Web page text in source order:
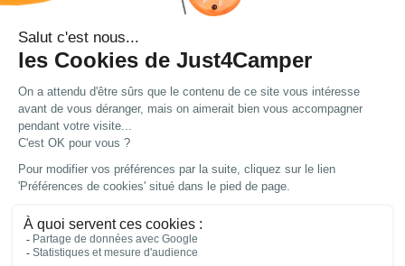
Retournez nous vos achats en utilisant le bon de
Avis produit (13)
4/5
Basé sur 13 avis soumis à un contrôle